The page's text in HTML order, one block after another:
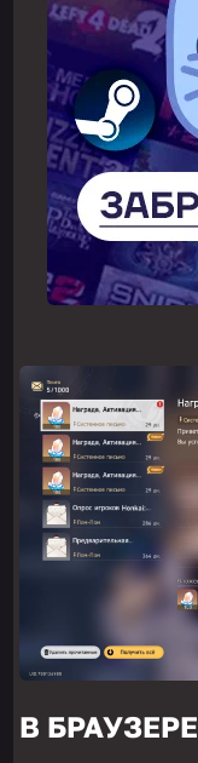
В БРАУЗЕРЕ